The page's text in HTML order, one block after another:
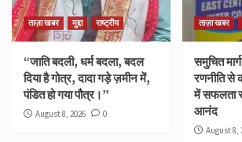
ताज़ा खबर मुद्दा राष्ट्रीय
“जाति बदली, धर्म बदला, बदल
दिया है गोत्र, दादा गड़े ज़मीन में,
पंडित हो गया पौत्र।”
August 8, 2026 0
ताज़ा खबर
समुचित
रणनीति से
में सफलता
आनंद
August 8,